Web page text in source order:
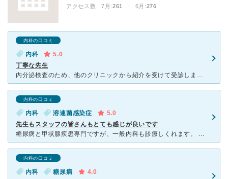
アクセス数 7月:261 | 6月:276
内科の口コミ
内科
5.0
丁寧な先生
内分泌検査のため、他のクリニックから紹介を受けて受診しました。 恐らく開院して間もないクリニックで、キレイな待合室です。熱帯魚の水槽があったので初めて受診した時には驚きました。 問診や超音
内科の口コミ
内科 溶連菌感染症
5.0
先生もスタッフの皆さんもとても感じが良いです
糖尿病と甲状腺疾患専門ですが、一般内科も診療しくれます。 新しい院内は清潔で、待合室は広くて、天井にファンも付いているので快適です。子ども用のスペースもあります。 受付の人も看護師さんも先生も
内科の口コミ
内科 糖尿病
4.0